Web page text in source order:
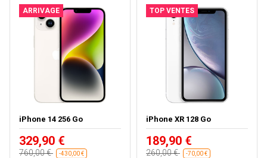
ARRIVAGE
iPhone 14 256 Go
329,90 €
760,00 € -430,00 €
TOP VENTES
iPhone XR 128 Go
189,90 €
260,00 € -70,00 €